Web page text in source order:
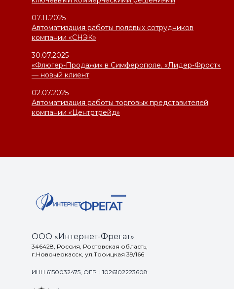
07.11.2025
Автоматизация работы полевых сотрудников
компании «СНЭК»
30.07.2025
«Флюгер-Продажи» в Симферополе. «Лидер-Фрост»
— новый клиент
02.07.2025
Автоматизация работы торговых представителей
компании «Центртрейд»
ООО «Интернет-Фрегат»
346428, Россия, Ростовская область,
г.Новочеркасск, ул.Троицкая 39/166
ИНН 6150032475, ОГРН 1026102223608